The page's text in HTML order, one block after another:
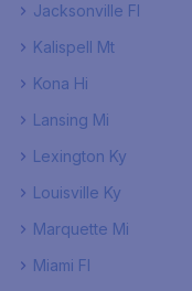
Jacksonville Fl
Kalispell Mt
Kona Hi
Lansing Mi
Lexington Ky
Louisville Ky
Marquette Mi
Miami Fl